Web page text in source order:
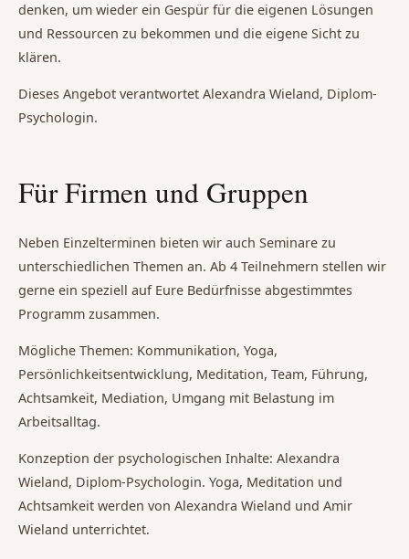
denken, um wieder ein Gespür für die eigenen Lösungen
und Ressourcen zu bekommen und die eigene Sicht zu
klären.
Dieses Angebot verantwortet Alexandra Wieland, Diplom-
Psychologin.
Für Firmen und Gruppen
Neben Einzelterminen bieten wir auch Seminare zu
unterschiedlichen Themen an. Ab 4 Teilnehmern stellen wir
gerne ein speziell auf Eure Bedürfnisse abgestimmtes
Programm zusammen.
Mögliche Themen: Kommunikation, Yoga,
Persönlichkeitsentwicklung, Meditation, Team, Führung,
Achtsamkeit, Mediation, Umgang mit Belastung im
Arbeitsalltag.
Konzeption der psychologischen Inhalte: Alexandra
Wieland, Diplom-Psychologin. Yoga, Meditation und
Achtsamkeit werden von Alexandra Wieland und Amir
Wieland unterrichtet.